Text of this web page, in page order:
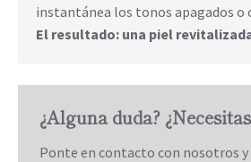
instantánea los tonos apagados o
El resultado: una piel
¿Alguna duda?
Ponte en contacto con nosotros y